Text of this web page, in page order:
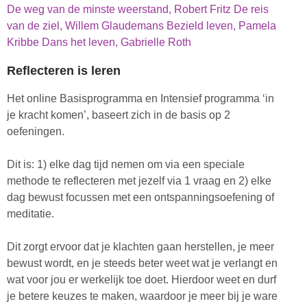
De weg van de minste weerstand, Robert Fritz De reis
van de ziel, Willem Glaudemans Bezield leven, Pamela
Kribbe Dans het leven, Gabrielle Roth
Reflecteren is leren
Het online Basisprogramma en Intensief programma ‘in
je kracht komen’, baseert zich in de basis op 2
oefeningen.
Dit is: 1) elke dag tijd nemen om via een speciale
methode te reflecteren met jezelf via 1 vraag en 2) elke
dag bewust focussen met een ontspanningsoefening of
meditatie.
Dit zorgt ervoor dat je klachten gaan herstellen, je meer
bewust wordt, en je steeds beter weet wat je verlangt en
wat voor jou er werkelijk toe doet. Hierdoor weet en durf
je betere keuzes te maken, waardoor je meer bij je ware